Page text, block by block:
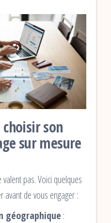
son
sur mesure
pas. Voici quelques
avant de vous engager :
géographique :